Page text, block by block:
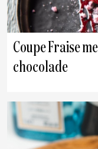
Coupe Fraise
chocolade